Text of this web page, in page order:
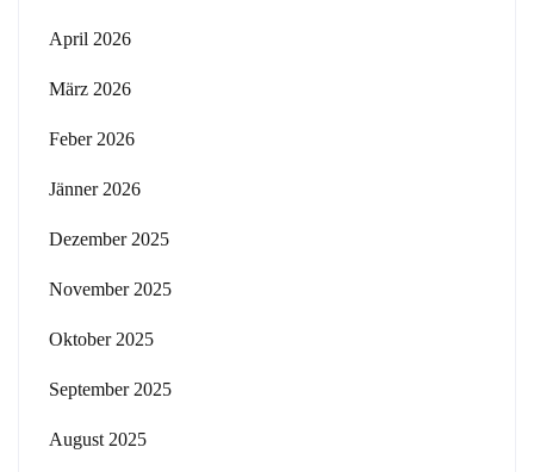
April 2026
März 2026
Feber 2026
Jänner 2026
Dezember 2025
November 2025
Oktober 2025
September 2025
August 2025